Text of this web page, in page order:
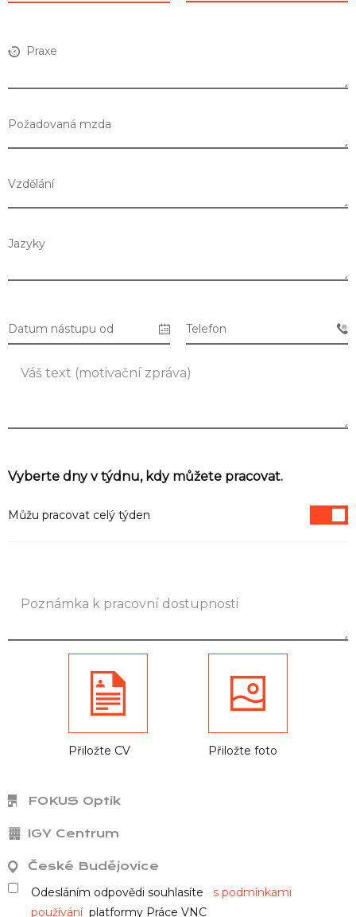
Seznam prodejen
Seznam NC
Praxe
Požadovaná mzda
Vzdělání
Jazyky
Datum nástupu od Telefon
Vyberte dny v týdnu, kdy můžete pracovat.
Můžu pracovat celý týden
Přiložte CV Přiložte foto
FOKUS Optik
IGY Centrum
České Budějovice
Odesláním odpovědi souhlasíte s podmínkami
používáníplatformy Práce VNC